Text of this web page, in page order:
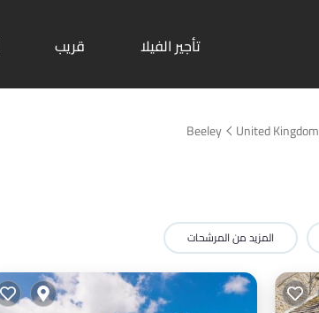
تأجير الفيلا قريب
United Kingdom
Beeley
المزيد من المرشحات